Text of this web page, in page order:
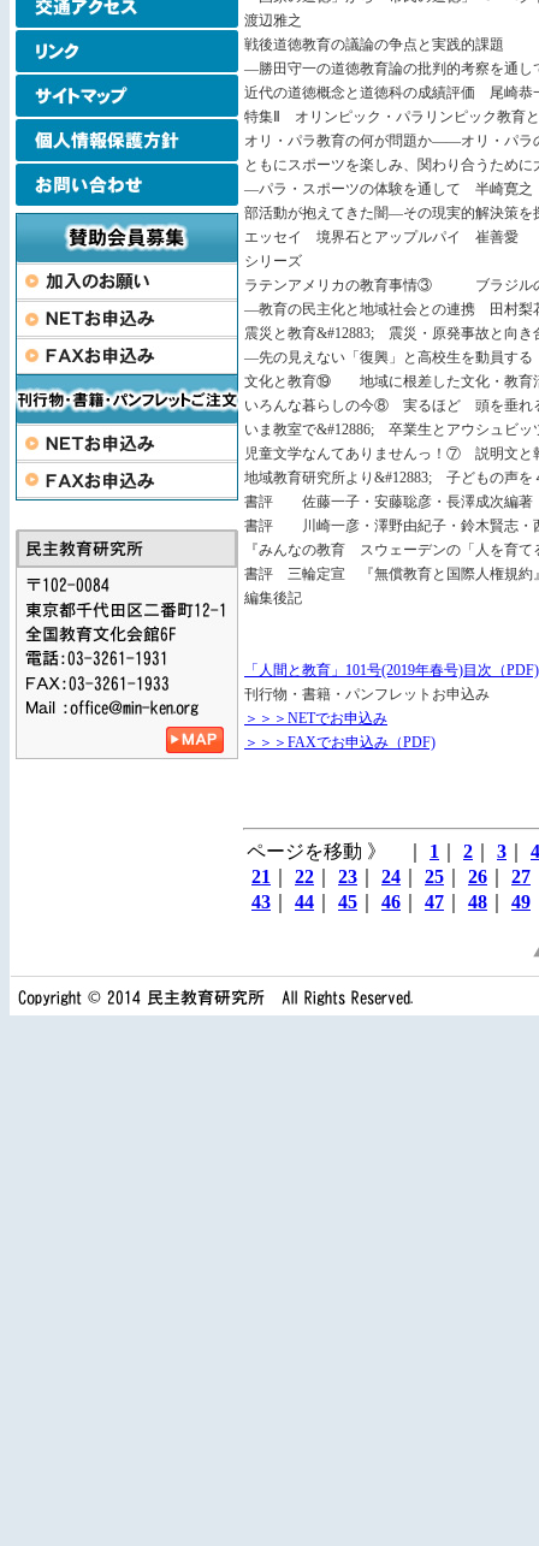
渡辺雅之
戦後道徳教育の議論の争点と実践的課題
―勝田守一の道徳教育論の批判的考察を
近代の道徳概念と道徳科の成績評価 尾崎恭
特集Ⅱ オリンピック・パラリンピック教育
オリ・パラ教育の何が問題か――オリ・
ともにスポーツを楽しみ、関わり合うために
―パラ・スポーツの体験を通して 半崎寛
部活動が抱えてきた闇―その現実的解決策
エッセイ 境界石とアップルパイ 崔善愛
シリーズ
ラテンアメリカの教育事情③ ブラジル
―教育の民主化と地域社会との連携 田村梨
震災と教育&#12883; 震災・原発事故と向き
―先の見えない「復興」と高校生を動員
文化と教育⑲ 地域に根差した文化・教
いろんな暮らしの今⑧ 実るほど 頭を
いま教室で&#12886; 卒業生とアウシュビ
児童文学なんてありませんっ！⑦ 説明文と
地域教育研究所より&#12883; 子ど
書評 佐藤一子・安藤聡彦・長澤成次編著
書評 川崎一彦・澤野由紀子・鈴木賢志・
『みんなの教育 スウェーデンの「人を
書評 三輪定宣 『無償教育と国際人権規
編集後記
「人間と教育」101号(2019年春号)目次（PDF)
刊行物・書籍・パンフレットお申込み
＞＞＞NETでお申込み
＞＞＞FAXでお申込み（PDF)
ページを移動 》 ｜ 1 2 3
4
21
22 23 24 25 26 27
43
44 45 46 47 48 49